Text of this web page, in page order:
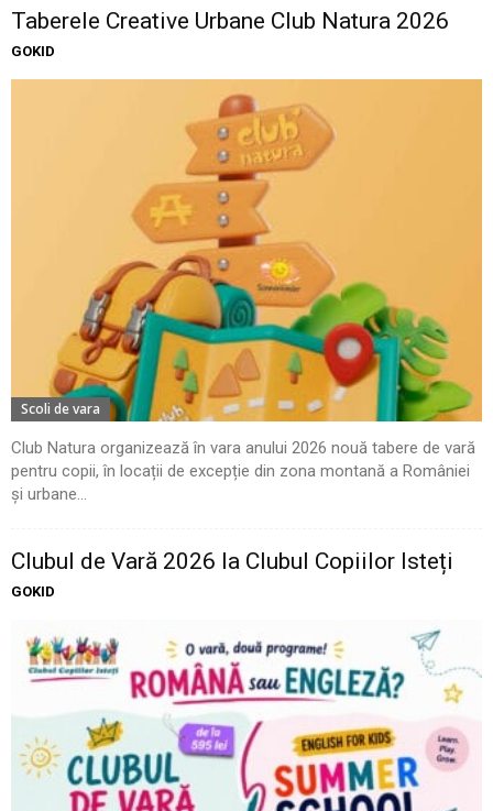
Taberele Creative Urbane Club Natura 2026
GOKID
Scoli de vara
Club Natura organizează în vara anului 2026 nouă tabere de vară
pentru copii, în locații de excepție din zona montană a României
și urbane...
Clubul de Vară 2026 la Clubul Copiilor Isteți
GOKID